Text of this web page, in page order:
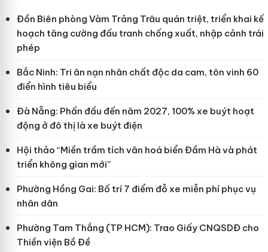
Đồn Biên phòng Vàm Trảng Trâu quán triệt, triển khai kế
hoạch tăng cường đấu tranh chống xuất, nhập cảnh trái
phép
Bắc Ninh: Tri ân nạn nhân chất độc da cam, tôn vinh 60
điển hình tiêu biểu
Đà Nẵng: Phấn đấu đến năm 2027, 100% xe buýt hoạt
động ở đô thị là xe buýt điện
Hội thảo “Miền trầm tích văn hoá biển Đầm Hà và phát
triển không gian mới”
Phường Hồng Gai: Bố trí 7 điểm đỗ xe miễn phí phục vụ
nhân dân
Phường Tam Thắng (TP HCM): Trao Giấy CNQSDĐ cho
Thiền viện Bồ Đề